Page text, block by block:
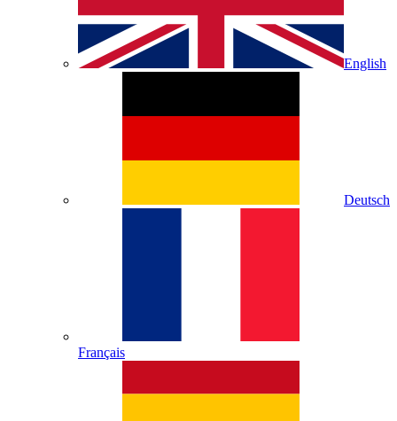
English
Deutsch
Français